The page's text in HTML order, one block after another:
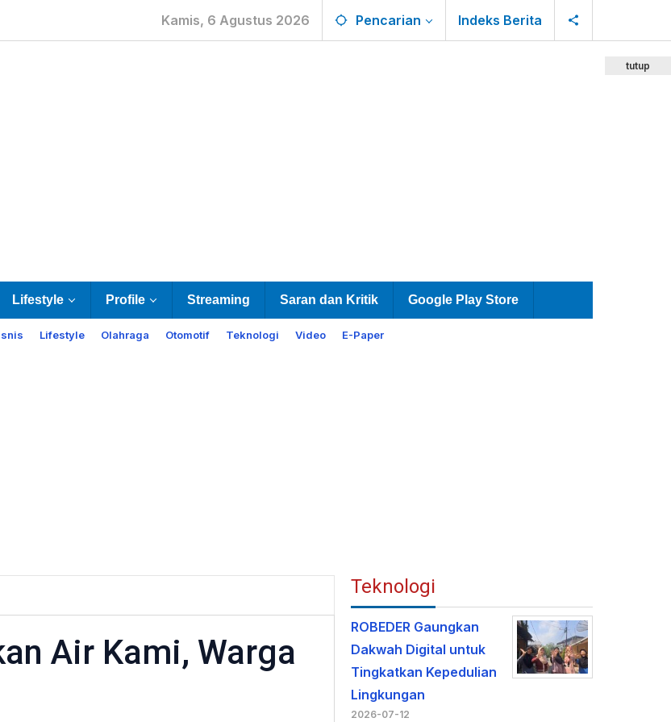
Kamis, 6 Agustus 2026 Pencarian Indeks Berita
Lifestyle Profile Streaming Saran dan Kritik Google Play Store
Lifestyle Olahraga Otomotif Teknologi Video E-Paper
tutup
Air Kami, Warga
Teknologi
ROBEDER Gaungkan
Dakwah Digital untuk
Tingkatkan Kepedulian
Lingkungan
2026-07-12